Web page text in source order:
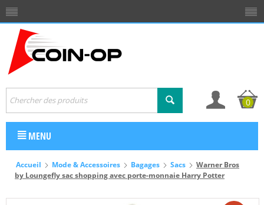
0
MENU
Accueil Mode & Accessoires Bagages Sacs
Warner Bros
by Loungefly sac shopping avec porte-monnaie Harry Potter